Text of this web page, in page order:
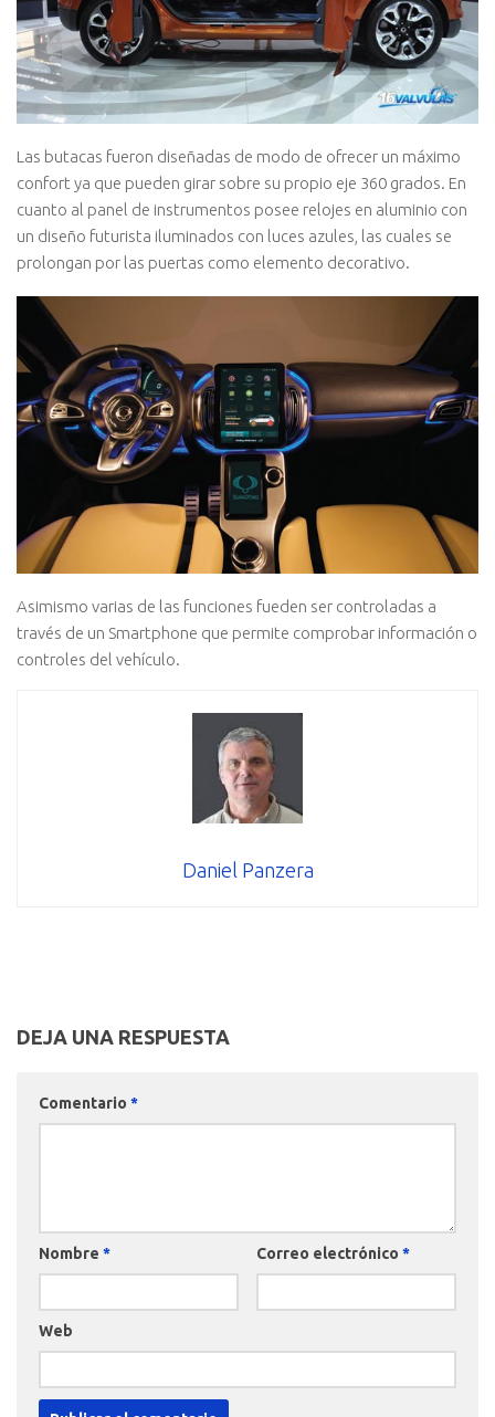
Las butacas fueron diseñadas de modo de ofrecer un máximo
confort ya que pueden girar sobre su propio eje 360 grados. En
cuanto al panel de instrumentos posee relojes en aluminio con
un diseño futurista iluminados con luces azules, las cuales se
prolongan por las puertas como elemento decorativo.
Asimismo varias de las funciones fueden ser controladas a
través de un Smartphone que permite comprobar información o
controles del vehículo.
Daniel Panzera
DEJA UNA RESPUESTA
Comentario *
Nombre * Correo electrónico *
Web